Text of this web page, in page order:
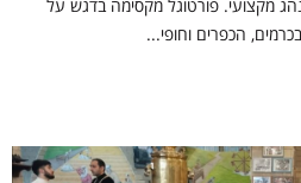
מקצועי. פורטוגל מקסימה בדגש על
הכפרים וחופי...